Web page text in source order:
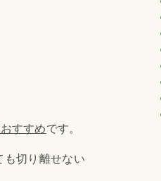
すすめです。
も切り離せない